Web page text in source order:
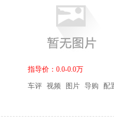
指导价：0.0-0.0万
车评 视频 图片 导购 配